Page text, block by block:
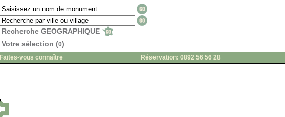
Recherche GEOGRAPHIQUE
Votre sélection (0)
Faites-vous connaître
Réservation: 0892 56 56 28